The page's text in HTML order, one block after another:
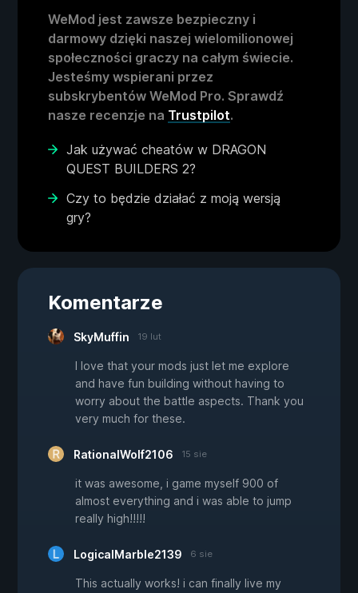
WeMod jest zawsze bezpieczny i
darmowy dzięki naszej wielomilionowej
społeczności graczy na całym świecie.
Jesteśmy wspierani przez
subskrybentów WeMod Pro. Sprawdź
nasze recenzje na Trustpilot.
Jak używać cheatów w DRAGON
QUEST BUILDERS 2?
Czy to będzie działać z moją wersją
gry?
Komentarze
SkyMuffin 19 lut
I love that your mods just let me explore
and have fun building without having to
worry about the battle aspects. Thank you
very much for these.
RationalWolf2106 15 sie
it was awesome, i game myself 900 of
almost everything and i was able to jump
really high!!!!!
LogicalMarble2139 6 sie
This actually works! i can finally live my